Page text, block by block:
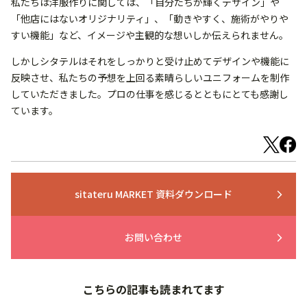
「他店にはないオリジナリティ」、「動きやすく、施術がやりや
すい機能」など、イメージや主観的な想いしか伝えられません。
しかしシタテルはそれをしっかりと受け止めてデザインや機能に
反映させ、私たちの予想を上回る素晴らしいユニフォームを制作
していただきました。プロの仕事を感じるとともにとても感謝し
ています。
sitateru MARKET 資料ダウンロード arrow_forward_ios
お問い合わせ arrow_forward_ios
こちらの記事も読まれてます